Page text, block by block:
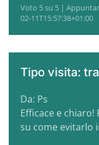
Voto 5 su 5 |
02-11T15:57:38+01:00
Tipo visita:
Da: Ps
Efficace e
su come